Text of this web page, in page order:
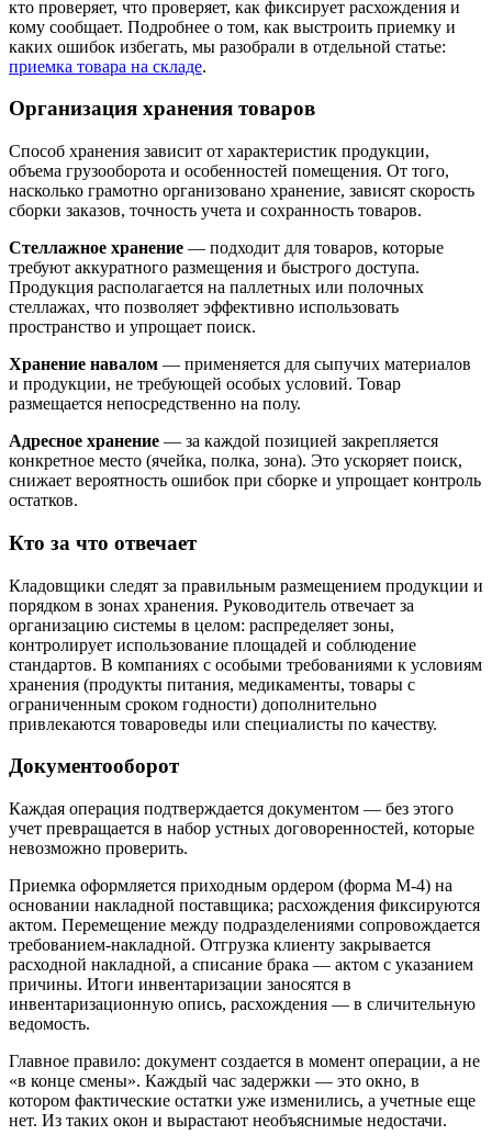
кто проверяет, что проверяет, как фиксирует расхождения и
кому сообщает. Подробнее о том, как выстроить приемку и
каких ошибок избегать, мы разобрали в отдельной статье:
приемка товара на складе.
Организация хранения товаров
Способ хранения зависит от характеристик продукции,
объема грузооборота и особенностей помещения. От того,
насколько грамотно организовано хранение, зависят скорость
сборки заказов, точность учета и сохранность товаров.
Стеллажное хранение — подходит для товаров, которые
требуют аккуратного размещения и быстрого доступа.
Продукция располагается на паллетных или полочных
стеллажах, что позволяет эффективно использовать
пространство и упрощает поиск.
Хранение навалом — применяется для сыпучих материалов
и продукции, не требующей особых условий. Товар
размещается непосредственно на полу.
Адресное хранение — за каждой позицией закрепляется
конкретное место (ячейка, полка, зона). Это ускоряет поиск,
снижает вероятность ошибок при сборке и упрощает контроль
остатков.
Кто за что отвечает
Кладовщики следят за правильным размещением продукции и
порядком в зонах хранения. Руководитель отвечает за
организацию системы в целом: распределяет зоны,
контролирует использование площадей и соблюдение
стандартов. В компаниях с особыми требованиями к условиям
хранения (продукты питания, медикаменты, товары с
ограниченным сроком годности) дополнительно
привлекаются товароведы или специалисты по качеству.
Документооборот
Каждая операция подтверждается документом — без этого
учет превращается в набор устных договоренностей, которые
невозможно проверить.
Приемка оформляется приходным ордером (форма М-4) на
основании накладной поставщика; расхождения фиксируются
актом. Перемещение между подразделениями сопровождается
требованием-накладной. Отгрузка клиенту закрывается
расходной накладной, а списание брака — актом с указанием
причины. Итоги инвентаризации заносятся в
инвентаризационную опись, расхождения — в сличительную
ведомость.
Главное правило: документ создается в момент операции, а не
«в конце смены». Каждый час задержки — это окно, в
котором фактические остатки уже изменились, а учетные еще
нет. Из таких окон и вырастают необъяснимые недостачи.